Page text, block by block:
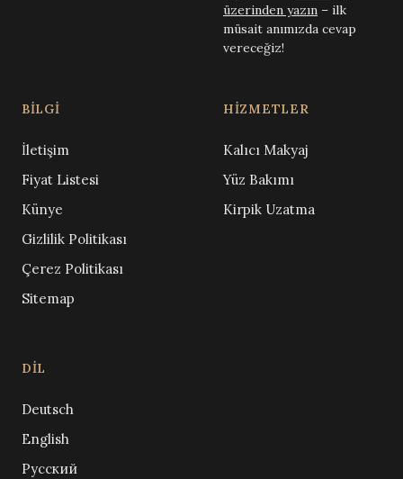
üzerinden yazın – ilk
müsait anımızda cevap
vereceğiz!
BILGI
İletişim
Fiyat Listesi
Künye
Gizlilik Politikası
Çerez Politikası
Sitemap
HIZMETLER
Kalıcı Makyaj
Yüz Bakımı
Kirpik Uzatma
DIL
Deutsch
English
Русский